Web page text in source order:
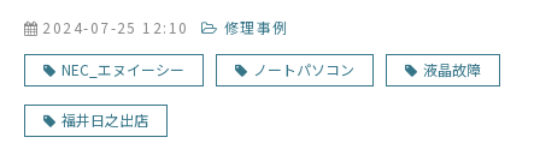
2024-07-25 12:10 修理事例
NEC_エヌイーシー ノートパソコン 液晶故障
福井日之出店